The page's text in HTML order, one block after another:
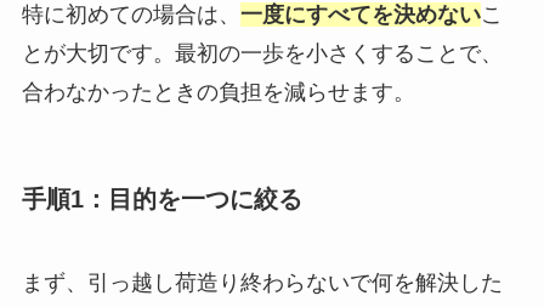
特に初めての場合は、 一度にすべてを決めないこ
とが大切です。最初の一歩を小さくすることで、
合わなかったときの負担を減らせます。
手順1：目的を一つに絞る
まず、引っ越し荷造り終わらないで何を解決した